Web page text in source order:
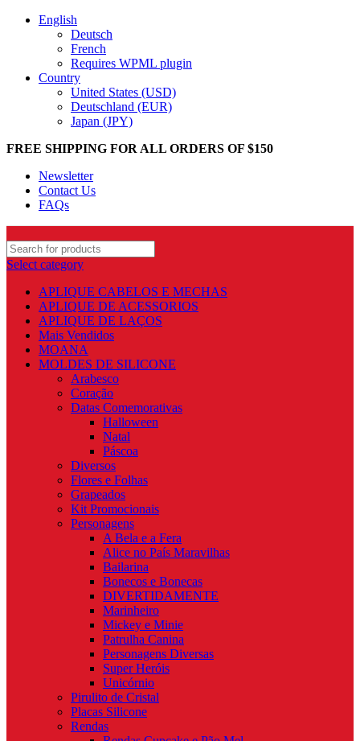
English
Deutsch
French
Requires WPML plugin
Country
United States (USD)
Deutschland (EUR)
Japan (JPY)
FREE SHIPPING FOR ALL ORDERS OF $150
Newsletter
Contact Us
FAQs
Select category
APLIQUE CABELOS E MECHAS
APLIQUE DE ACESSORIOS
APLIQUE DE LAÇOS
Mais Vendidos
MOANA
MOLDES DE SILICONE
Arabesco
Coração
Datas Comemorativas
Halloween
Natal
Páscoa
Diversos
Flores e Folhas
Grapeados
Kit Promocionais
Personagens
A Bela e a Fera
Alice no País Maravilhas
Bailarina
Bonecos e Bonecas
DIVERTIDAMENTE
Marinheiro
Mickey e Minie
Patrulha Canina
Personagens Diversas
Super Heróis
Unicórnio
Pirulito de Cristal
Placas Silicone
Rendas